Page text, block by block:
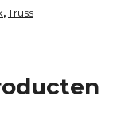
,Truss